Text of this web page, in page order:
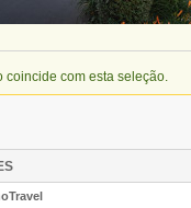
coincide com esta seleção.